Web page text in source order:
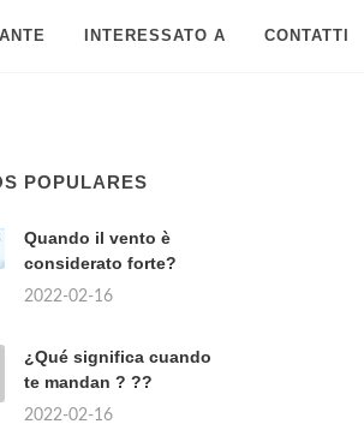
INTERESSATO A CONTATTI
POPULARES
Quando il vento è
considerato forte?
2022-02-16
¿Qué significa cuando
te mandan ? ??
2022-02-16